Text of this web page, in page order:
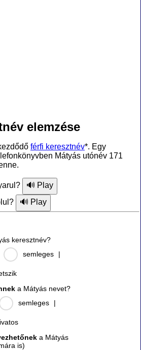
elemzése
férfi keresztnév*. Egy
Mátyás utónév 171
keresztnév?
semleges |
a Mátyás nevet?
semleges |
a Mátyás
is)